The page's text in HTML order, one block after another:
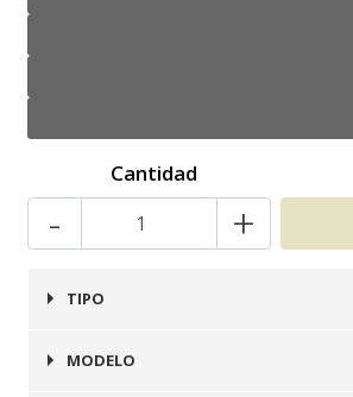
Cantidad
- +
TIPO
Alpargata
MODELO